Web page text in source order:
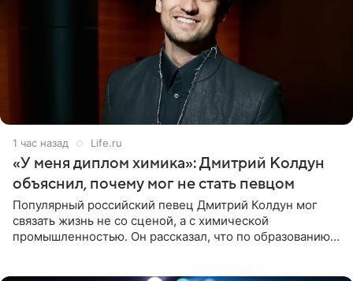
1 час назад Life.ru
«У меня диплом химика»: Дмитрий Колдун
объяснил, почему мог не стать певцом
Популярный российский певец Дмитрий Колдун мог
связать жизнь не со сценой, а с химической
промышленностью. Он рассказал, что по образованию